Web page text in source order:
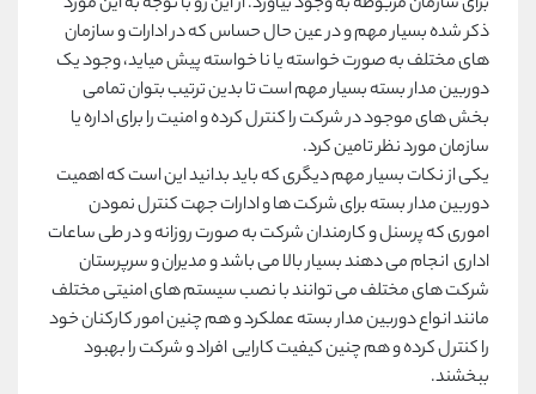
ذکر شده بسیار مهم و در عین حال حساس که در ادارات و سازمان
های مختلف به صورت خواسته یا نا خواسته پیش میاید، وجود یک
دوربین مدار بسته بسیار مهم است تا بدین ترتیب بتوان تمامی
بخش های موجود در شرکت را کنترل کرده و امنیت را برای اداره یا
سازمان مورد نظر تامین کرد.
یکی از نکات بسیار مهم دیگری که باید بدانید این است که اهمیت
دوربین مدار بسته برای شرکت ها و ادارات جهت کنترل نمودن
اموری که پرسنل و کارمندان شرکت به صورت روزانه و در طی ساعات
اداری انجام می دهند بسیار بالا می باشد و مدیران و سرپرستان
شرکت های مختلف می توانند با نصب سیستم های امنیتی مختلف
مانند انواع دوربین مدار بسته عملکرد و هم چنین امور کارکنان خود
را کنترل کرده و هم چنین کیفیت کارایی افراد و شرکت را بهبود
ببخشند.